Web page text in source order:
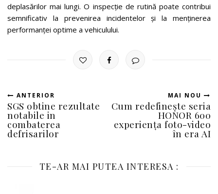
deplasărilor mai lungi. O inspecție de rutină poate contribui
semnificativ la prevenirea incidentelor și la menținerea
performanței optime a vehiculului.
ANTERIOR
SGS obtine rezultate
notabile in
combaterea
defrisarilor
MAI NOU
Cum redefinește seria
HONOR 600
experiența foto-video
în era AI
TE-AR MAI PUTEA INTERESA :